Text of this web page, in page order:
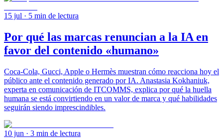
15 jul · 5 min de lectura
Por qué las marcas renuncian a la IA en
favor del contenido «humano»
Coca-Cola, Gucci, Apple o Hermès muestran cómo reacciona hoy el
público ante el contenido generado por IA. Anastasia Kokhaniuk,
experta en comunicación de ITCOMMS, explica por qué la huella
humana se está convirtiendo en un valor de marca y qué habilidades
seguirán siendo imprescindibles.
10 jun · 3 min de lectura